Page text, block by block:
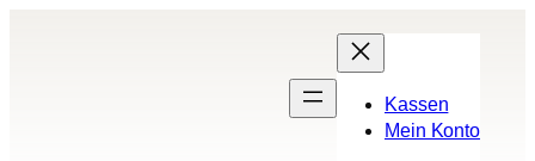
Kassen
Mein Konto